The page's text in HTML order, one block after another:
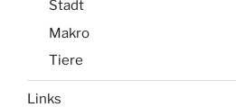
Stadt
Makro
Tiere
Links